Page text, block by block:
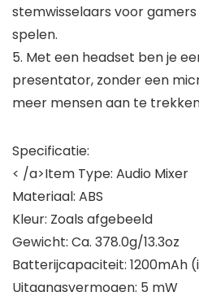
stemwisselaars voor
spelen.
5. Met een headset ben je
presentator, zonder een
meer mensen aan te
Specificatie:
< /a>Item Type: Audio Mixer
Materiaal: ABS
Kleur: Zoals afgebeeld
Gewicht: Ca. 378.0g/13.3oz
Batterijcapaciteit: 1200mAh
Uitgangsvermogen: 5 mW